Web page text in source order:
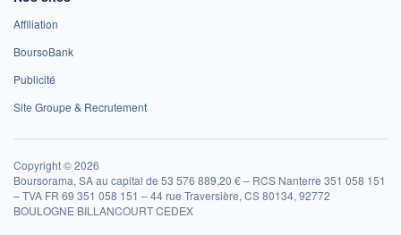
Affiliation
BoursoBank
Publicité
Site Groupe & Recrutement
Copyright © 2026
Boursorama, SA au capital de 53 576 889,20 € – RCS Nanterre 351 058 151
– TVA FR 69 351 058 151 – 44 rue Traversière, CS 80134, 92772
BOULOGNE BILLANCOURT CEDEX